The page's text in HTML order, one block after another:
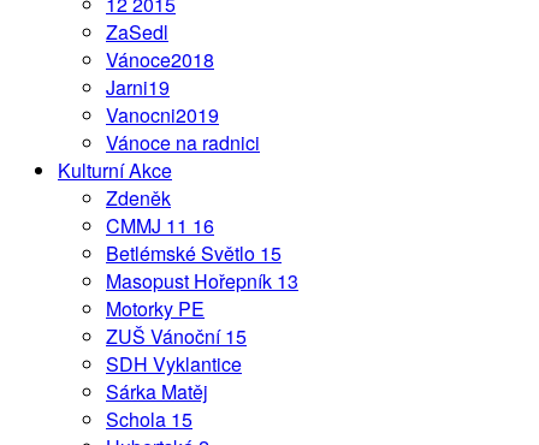
ZaSedl
Vánoce2018
Jarni19
Vanocni2019
Vánoce na radnici
Kulturní Akce
Zdeněk
CMMJ 11 16
Betlémské Světlo 15
Masopust Hořepník 13
Motorky PE
ZUŠ Vánoční 15
SDH Vyklantice
Sárka Matěj
Schola 15